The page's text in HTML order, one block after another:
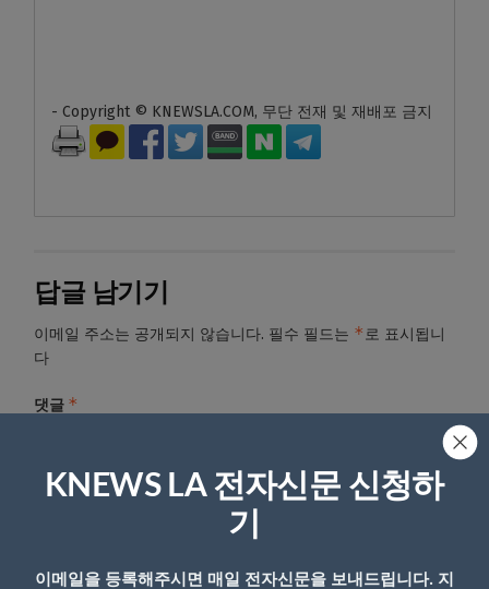
- Copyright © KNEWSLA.COM, 무단 전재 및 재배포 금지
답글 남기기
이메일 주소는 공개되지 않습니다. 필수 필드는 *로 표시됩니
다
댓글 *
KNEWS LA 전자신문 신청하
기
이메일을 등록해주시면 매일 전자신문을 보내드립니다. 지